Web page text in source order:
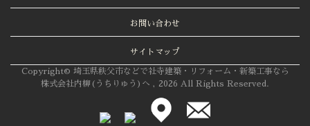
お問い合わせ
サイトマップ
Copyright© 埼玉県秩父市などで社寺建築・リフォーム・新築工事なら
株式会社内柳(うちりゅう)へ , 2026 All Rights Reserved.